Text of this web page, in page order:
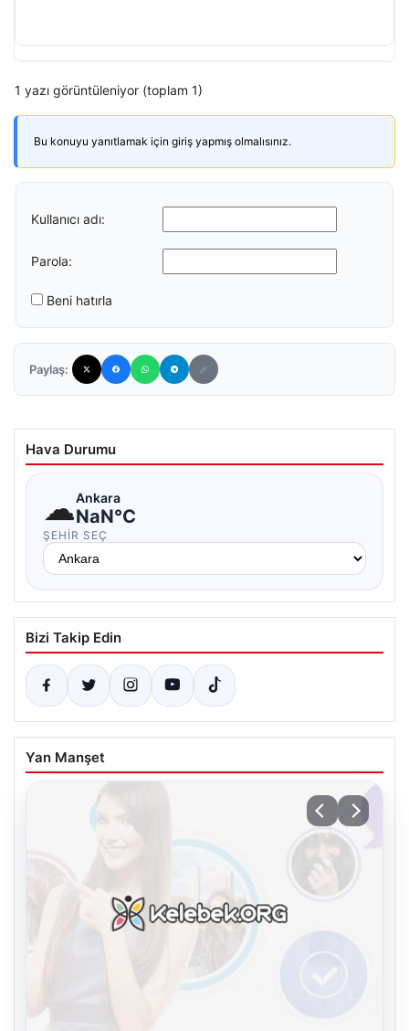
1 yazı görüntüleniyor (toplam 1)
Bu konuyu yanıtlamak için giriş yapmış olmalısınız.
Kullanıcı adı:
Parola:
Beni hatırla
Paylaş:
Hava Durumu
☁Ankara
NaN°C
ŞEHIR SEÇ
Bizi Takip Edin
Yan Manşet